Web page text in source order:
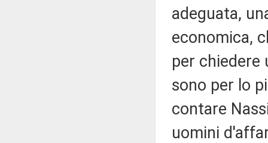
adeguata,
economica,
per chiedere
sono per lo
contare
uomini